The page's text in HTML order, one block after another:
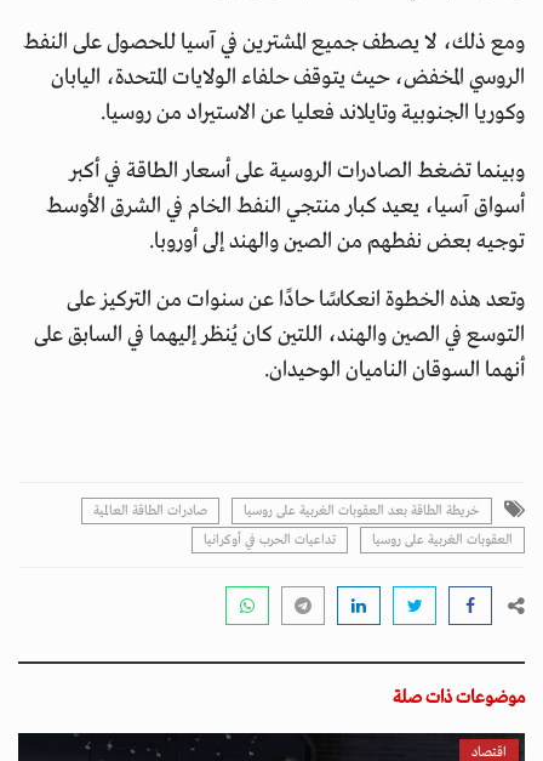
ومع ذلك، لا يصطف جميع المشترين في آسيا للحصول على النفط
الروسي المخفض، حيث يتوقف حلفاء الولايات المتحدة، اليابان
وكوريا الجنوبية وتايلاند فعليا عن الاستيراد من روسيا.
وبينما تضغط الصادرات الروسية على أسعار الطاقة في أكبر
أسواق آسيا، يعيد كبار منتجي النفط الخام في الشرق الأوسط
توجيه بعض نفطهم من الصين والهند إلى أوروبا.
وتعد هذه الخطوة انعكاسًا حادًا عن سنوات من التركيز على
التوسع في الصين والهند، اللتين كان يُنظر إليهما في السابق على
أنهما السوقان الناميان الوحيدان.
خريطة الطاقة بعد العقوبات الغربية على روسيا
صادرات الطاقة العالمية
العقوبات الغربية على روسيا
تداعيات الحرب في أوكرانيا
موضوعات ذات صلة
اقتصاد